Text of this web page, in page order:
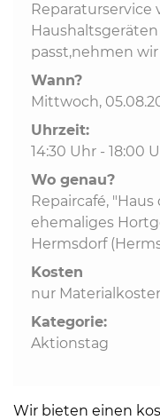
Bildung und
Wirtschaft,
Tourismus,
Ehrenamt
Reparaturservice
passt,nehmen
Wann?
Mittwoch,
Uhrzeit:
14:30 Uhr - 18:00
Wo genau?
Repaircafé,
ehemaliges
Hermsdorf
Kosten
nur
Kategorie:
Aktionstag
Wir bieten einen